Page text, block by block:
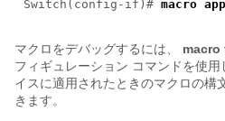
Switch(config-if)# macro
マクロをデバッグするには、 macro
フィギュレーション コマンドを使
イスに適用されたときのマクロの構
きます。